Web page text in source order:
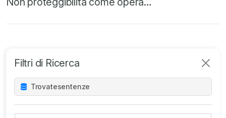
Filtri di Ricerca
Trovatesentenze